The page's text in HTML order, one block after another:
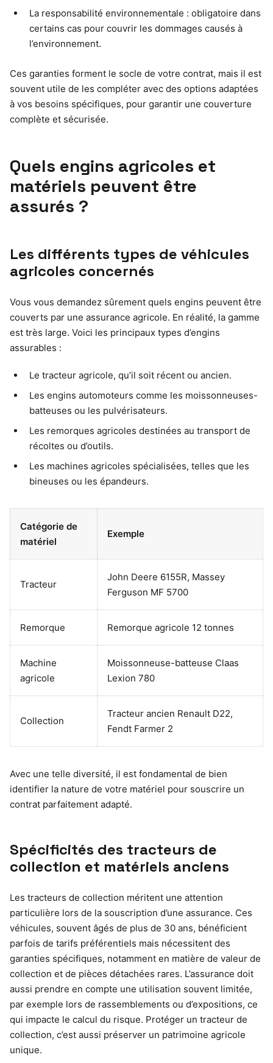
La responsabilité environnementale : obligatoire dans
certains cas pour couvrir les dommages causés à
l’environnement.
Ces garanties forment le socle de votre contrat, mais il est
souvent utile de les compléter avec des options adaptées
à vos besoins spécifiques, pour garantir une couverture
complète et sécurisée.
Quels engins agricoles et
matériels peuvent être
assurés ?
Les différents types de véhicules
agricoles concernés
Vous vous demandez sûrement quels engins peuvent être
couverts par une assurance agricole. En réalité, la gamme
est très large. Voici les principaux types d’engins
assurables :
Le tracteur agricole, qu’il soit récent ou ancien.
Les engins automoteurs comme les moissonneuses-
batteuses ou les pulvérisateurs.
Les remorques agricoles destinées au transport de
récoltes ou d’outils.
Les machines agricoles spécialisées, telles que les
bineuses ou les épandeurs.
Catégorie de
matériel
Exemple
Tracteur
John Deere 6155R, Massey
Ferguson MF 5700
Remorque Remorque agricole 12 tonnes
Machine
agricole
Moissonneuse-batteuse Claas
Lexion 780
Collection
Tracteur ancien Renault D22,
Fendt Farmer 2
Avec une telle diversité, il est fondamental de bien
identifier la nature de votre matériel pour souscrire un
contrat parfaitement adapté.
Spécificités des tracteurs de
collection et matériels anciens
Les tracteurs de collection méritent une attention
particulière lors de la souscription d’une assurance. Ces
véhicules, souvent âgés de plus de 30 ans, bénéficient
parfois de tarifs préférentiels mais nécessitent des
garanties spécifiques, notamment en matière de valeur de
collection et de pièces détachées rares. L’assurance doit
aussi prendre en compte une utilisation souvent limitée,
par exemple lors de rassemblements ou d’expositions, ce
qui impacte le calcul du risque. Protéger un tracteur de
collection, c’est aussi préserver un patrimoine agricole
unique.